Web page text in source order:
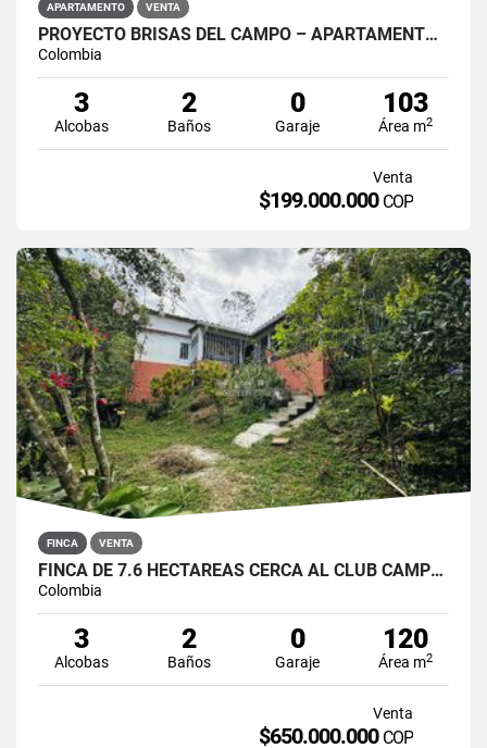
APARTAMENTO VENTA
PROYECTO BRISAS DEL CAMPO – APARTAMENTOS EN SANTO DOMINGO, ANTIOQUIA
Colombia
3
Alcobas
2
Baños
0
Garaje
103
Área m2
Venta
$199.000.000 COP
FINCA VENTA
FINCA DE 7.6 HECTÁREAS CERCA AL CLUB CAMPESTRE VILLA LAURA
Colombia
3
Alcobas
2
Baños
0
Garaje
120
Área m2
Venta
$650.000.000 COP